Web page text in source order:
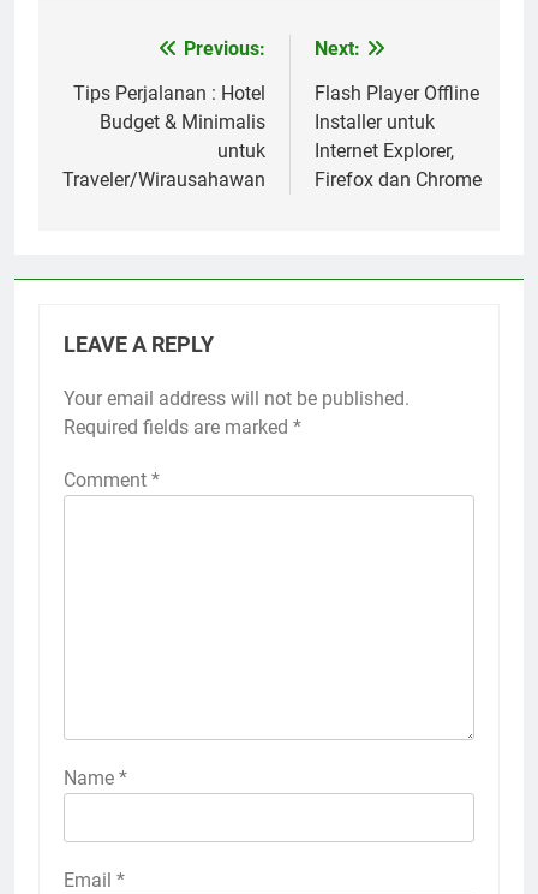
navigation
Previous:
Tips Perjalanan : Hotel
Budget & Minimalis
untuk
Traveler/Wirausahawan
Next:
Flash Player Offline
Installer untuk
Internet Explorer,
Firefox dan Chrome
LEAVE A REPLY
Your email address will not be published.
Required fields are marked *
Comment *
Name *
Email *